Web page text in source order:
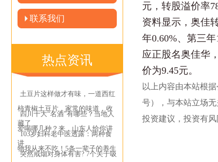
联系我们
热点资讯
土豆片这样做才有味，一道西红
柿青椒土豆片，家常的味道，收
藏了
四川十大“名酒”有哪些？当地人
爱喝哪几种？来，山东人给你讲
讲
103岁妇科老中医透露：两种食
物我从来不吃！5条一辈子的养生
突然戒烟对身体有害? 7个关于吸
元，转股溢价率
资料显示，奥佳
年0.60%、第三
应正股名奥佳华
价为9.45元。
以上内容由本站根
号），与本站立场
投资建议，投资有